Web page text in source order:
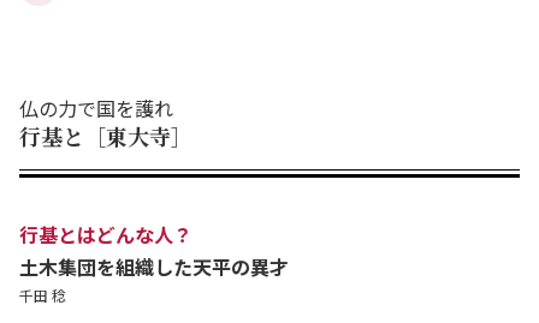
仏の力で国を護れ
行基と［東大寺］
行基とはどんな人？
土木集団を組織した天平の異才
千田 稔